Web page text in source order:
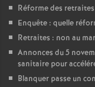
Réforme des
Enquête : quelle
Retraites : non au
Annonces du 5
sanitaire pour
Blanquer passe un